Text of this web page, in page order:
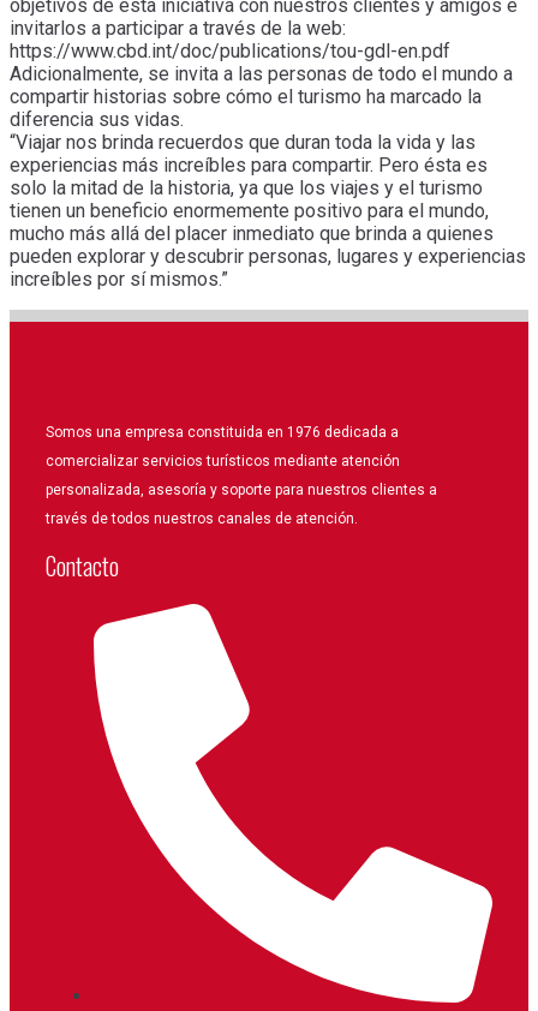
objetivos de esta iniciativa con nuestros clientes y amigos e
invitarlos a participar a través de la web:
https://www.cbd.int/doc/publications/tou-gdl-en.pdf
Adicionalmente, se invita a las personas de todo el mundo a
compartir historias sobre cómo el turismo ha marcado la
diferencia sus vidas.
“Viajar nos brinda recuerdos que duran toda la vida y las
experiencias más increíbles para compartir. Pero ésta es
solo la mitad de la historia, ya que los viajes y el turismo
tienen un beneficio enormemente positivo para el mundo,
mucho más allá del placer inmediato que brinda a quienes
pueden explorar y descubrir personas, lugares y experiencias
increíbles por sí mismos.”
Somos una empresa constituida en 1976 dedicada a
comercializar servicios turísticos mediante atención
personalizada, asesoría y soporte para nuestros clientes a
través de todos nuestros canales de atención.
Contacto